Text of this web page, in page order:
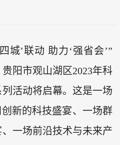
城’联动 助力‘强省会’”
阳市观山湖区2023年科
活动将启幕。这是一场
新的科技盛宴、一场群
一场前沿技术与未来产